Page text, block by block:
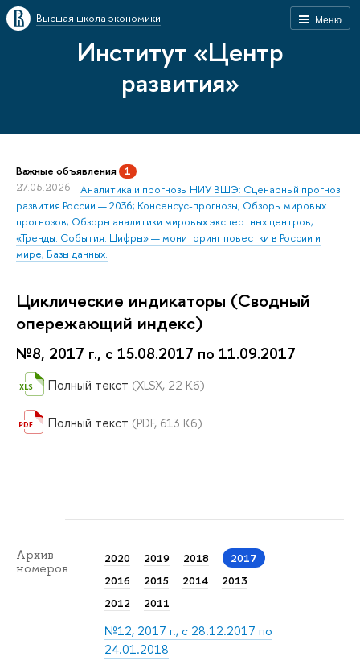
Меню
Высшая школа экономики
Институт «Центр
развития»
Важные объявления 1
27.05.2026
Аналитика и прогнозы НИУ ВШЭ: Сценарный прогноз
развития России — 2036; Консенсус-прогнозы; Обзоры мировых
прогнозов; Обзоры аналитики мировых экспертных центров;
«Тренды. События. Цифры» — мониторинг повестки в России и
мире; Базы данных.
Циклические индикаторы (Сводный
опережающий индекс)
№8, 2017 г., с 15.08.2017 по 11.09.2017
Полный текст (XLSX, 22 Кб)
Полный текст (PDF, 613 Кб)
Архив
номеров
2020 2019 2018
2017
2016
2015 2014
2013
2012
2011
№12, 2017 г., с 28.12.2017 по
24.01.2018